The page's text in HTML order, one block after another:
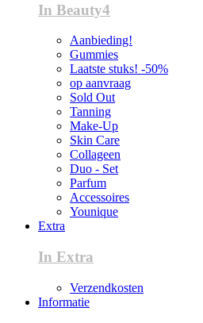
In Beauty4
Aanbieding!
Gummies
Laatste stuks! -50%
op aanvraag
Sold Out
Tanning
Make-Up
Skin Care
Collageen
Duo - Set
Parfum
Accessoires
Younique
Extra
In Extra
Verzendkosten
Informatie